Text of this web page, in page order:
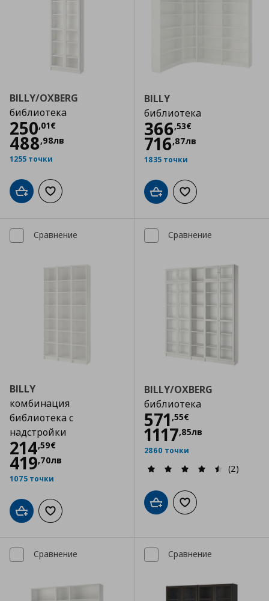
BILLY/OXBERG
библиотека
250,01€
Цена
488,98лв
1255 точки
Добави в кошницата
Добави към списъка с любими
BILLY
библиотека
366,53€
Цена
716,87лв
1835 точки
Добави в кошницата
Добави към
Сравнение
BILLY
комбинация
библиотека с
надстройки
214,59€
Цена
419,70лв
1075 точки
Добави в кошницата
Добави към списъка с любими
Сравнение
BILLY/OXBERG
библиотека
571 ,55€
Цена
1117,85лв
2860 точки
(2)
Добави в кошницата
Добави към
Сравнение Сравнение